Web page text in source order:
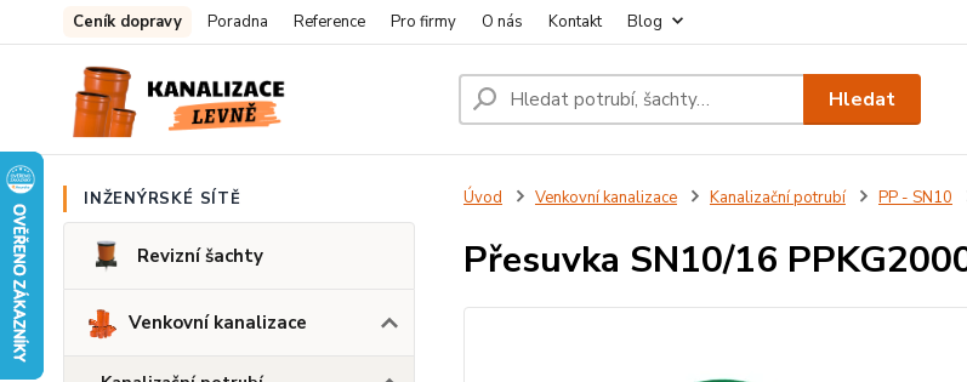
Ceník dopravy Poradna Reference Pro firmy O nás Kontakt Blog
Hledat
INŽENÝRSKÉ SÍTĚ
Revizní šachty
Venkovní kanalizace
Úvod Venkovní kanalizace Kanalizační potrubí PP - SN10
Přesuvka SN10/16